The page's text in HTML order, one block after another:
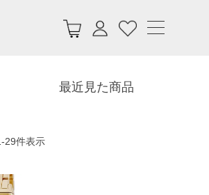
-29件表示
最近見た商品